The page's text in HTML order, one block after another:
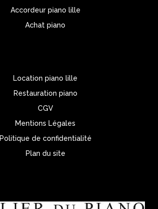
Accordeur piano lille
Achat piano
Location piano lille
Restauration piano
CGV
Mentions Légales
Politique de confidentialité
Plan du site